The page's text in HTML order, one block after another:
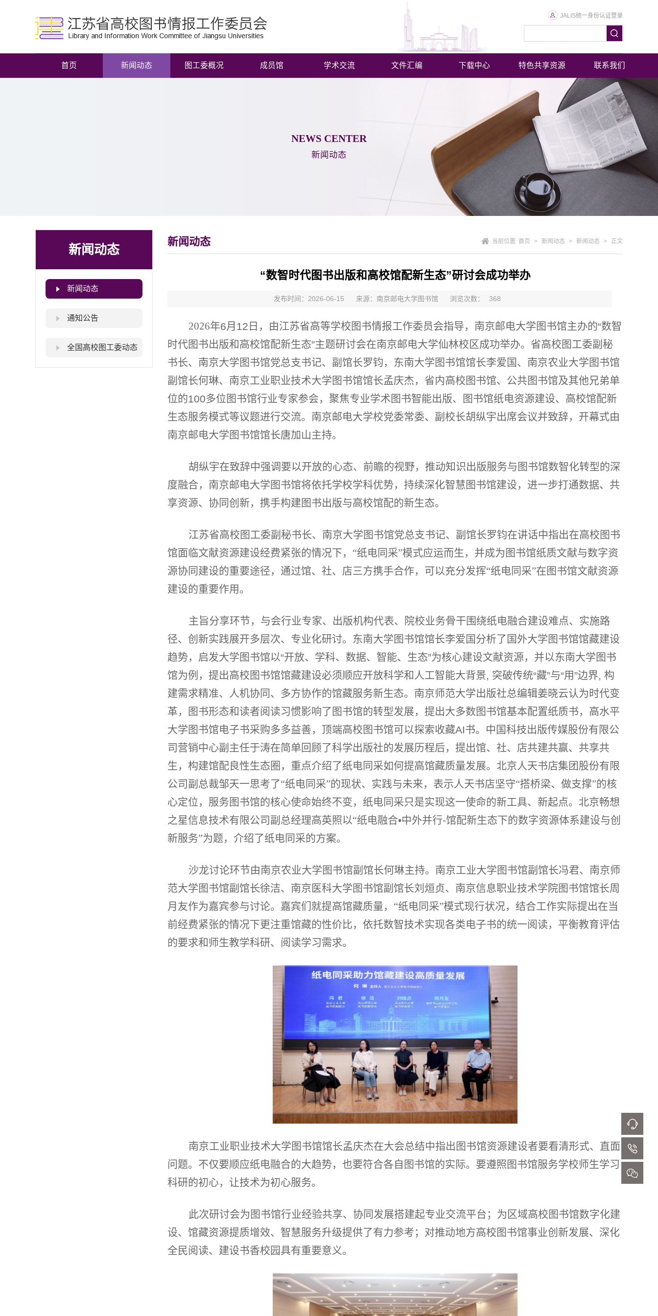
JALIS统一身份认证登录
首页 新闻动态 图工委概况 成员馆 学术交流 文件汇编 下载中心 特色共享资源 联系我们
NEWS CENTER
新闻动态
新闻动态
新闻动态
通知公告
全国高校图工委动态
新闻动态 当前位置: 首页 > 新闻动态 > 新闻动态 > 正文
“数智时代图书出版和高校馆配新生态”研讨会成功举办
发布时间：2026-06-15 来源：南京邮电大学图书馆 浏览次数： 368
2026年6月 12 日，由江苏省高等学校图书情报工作委员会指导，南京邮电大学图书馆主办的“数智
时代图书出版和高校馆配新生态”主题研讨会在南京邮电大学仙林校区成功举办。省高校图工委副秘
书长、南京大学图书馆党总支书记、副馆长罗钧，东南大学图书馆馆长李爱国、南京农业大学图书馆
副馆长何琳、南京工业职业技术大学图书馆馆长孟庆杰，省内高校图书馆、公共图书馆及其他兄弟单
位的100多位图书馆行业专家参会，聚焦专业学术图书智能出版、图书馆纸电资源建设、高校馆配新
生态服务模式等议题进行交流。南京邮电大学校党委常委、副校长胡纵宇出席会议并致辞，开幕式由
南京邮电大学图书馆馆长唐加山主持。
胡纵宇在致辞中强调要以开放的心态、前瞻的视野，推动知识出版服务与图书馆数智化转型的深
度融合，南京邮电大学图书馆将依托学校学科优势，持续深化智慧图书馆建设，进一步打通数据、共
享资源、协同创新，携手构建图书出版与高校馆配的新生态。
江苏省高校图工委副秘书长、南京大学图书馆党总支书记、副馆长罗钧在讲话中指出在高校图书
馆面临文献资源建设经费紧张的情况下，“纸电同采”模式应运而生，并成为图书馆纸质文献与数字资
源协同建设的重要途径，通过馆、社、店三方携手合作，可以充分发挥“纸电同采”在图书馆文献资源
建设的重要作用。
主旨分享环节，与会行业专家、出版机构代表、院校业务骨干围绕纸电融合建设难点、实施路
径、创新实践展开多层次、专业化研讨。东南大学图书馆馆长李爱国分析了国外大学图书馆馆藏建设
趋势，启发大学图书馆以“开放、学科、数据、智能、生态”为核心建设文献资源，并以东南大学图书
馆为例，提出高校图书馆馆藏建设必须顺应开放科学和人工智能大背景, 突破传统“藏”与“用”边界, 构
建需求精准、人机协同、多方协作的馆藏服务新生态。南京师范大学出版社总编辑姜晓云认为时代变
革，图书形态和读者阅读习惯影响了图书馆的转型发展，提出大多数图书馆基本配置纸质书，高水平
大学图书馆电子书采购多多益善，顶端高校图书馆可以探索收藏AI书。中国科技出版传媒股份有限公
司营销中心副主任于涛在简单回顾了科学出版社的发展历程后，提出馆、社、店共建共赢、共享共
生，构建馆配良性生态圈，重点介绍了纸电同采如何提高馆藏质量发展。北京人天书店集团股份有限
公司副总裁邹天一思考了“纸电同采”的现状、实践与未来，表示人天书店坚守“搭桥梁、做支撑”的核
心定位，服务图书馆的核心使命始终不变，纸电同采只是实现这一使命的新工具、新起点。北京畅想
之星信息技术有限公司副总经理高英照以“纸电融合•中外并行-馆配新生态下的数字资源体系建设与创
新服务”为题，介绍了纸电同采的方案。
沙龙讨论环节由南京农业大学图书馆副馆长何琳主持。南京工业大学图书馆副馆长冯君、南京师
范大学图书馆副馆长徐洁、南京医科大学图书馆副馆长刘烜贞、南京信息职业技术学院图书馆馆长周
月友作为嘉宾参与讨论。嘉宾们就提高馆藏质量，“纸电同采”模式现行状况，结合工作实际提出在当
前经费紧张的情况下更注重馆藏的性价比，依托数智技术实现各类电子书的统一阅读，平衡教育评估
的要求和师生教学科研、阅读学习需求。
南京工业职业技术大学图书馆馆长孟庆杰在大会总结中指出图书馆资源建设者要看清形式、直面
问题。不仅要顺应纸电融合的大趋势，也要符合各自图书馆的实际。要遵照图书馆服务学校师生学习
科研的初心，让技术为初心服务。
此次研讨会为图书馆行业经验共享、协同发展搭建起专业交流平台；为区域高校图书馆数字化建
设、馆藏资源提质增效、智慧服务升级提供了有力参考；对推动地方高校图书馆事业创新发展、深化
全民阅读、建设书香校园具有重要意义。